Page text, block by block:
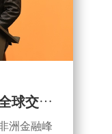
球交易
洲金融峰